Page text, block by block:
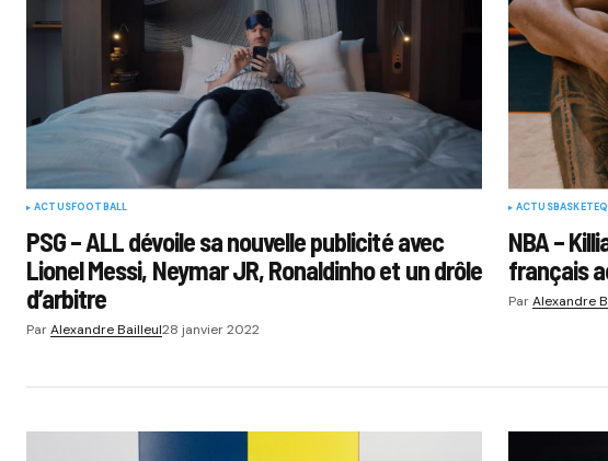
ACTUSFOOTBALL
PSG – ALL dévoile sa nouvelle publicité avec
Lionel Messi, Neymar JR, Ronaldinho et un drôle
d’arbitre
ParAlexandre Bailleul28 janvier 2022
ACTUSBASKET
NBA –
français
ParAlexandre